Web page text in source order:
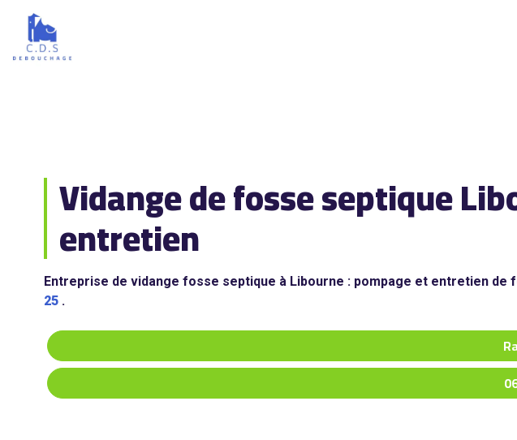
Vidange de fosse septique
entretien
Entreprise de vidange fosse septique à Libourne : pompage et entretien
25 .